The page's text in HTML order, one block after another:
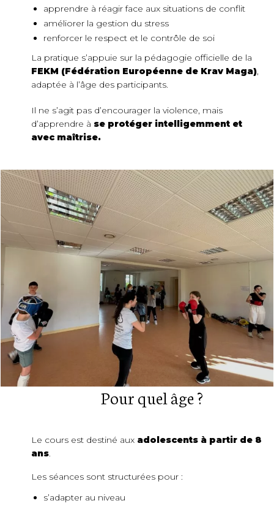
apprendre à réagir face aux situations de conflit
améliorer la gestion du stress
renforcer le respect et le contrôle de soi
La pratique s’appuie sur la pédagogie officielle de la
FEKM (Fédération Européenne de Krav Maga),
adaptée à l’âge des participants.
Il ne s’agit pas d’encourager la violence, mais
d’apprendre à se protéger intelligemment et
avec maîtrise.
Pour quel âge ?
Le cours est destiné aux adolescents à partir de 8
ans.
Les séances sont structurées pour :
s’adapter au niveau